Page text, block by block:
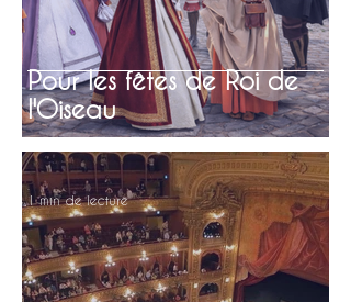
Pour les fêtes de Roi de
l'Oiseau
1 min de lecture